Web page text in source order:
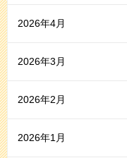
2026年4月
2026年3月
2026年2月
2026年1月